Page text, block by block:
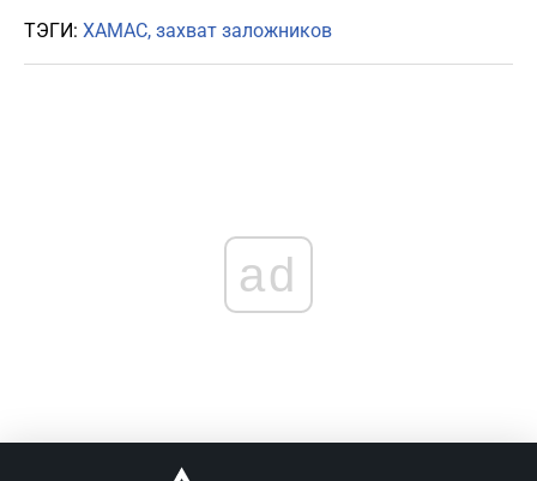
ТЭГИ: ХАМАС захват заложников
ad